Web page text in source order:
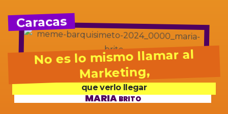
Caracas
No es lo mismo llamar al
Marketing,
que verlo llegar
MARÍABRITO